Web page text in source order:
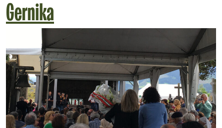
Gernika